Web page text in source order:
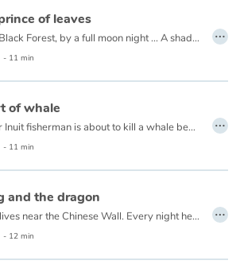
of leaves
In the Black Forest, by a full moon night ... A shadow slips at the foot of a large oak tree and files a basket between its roots. In the basket, a sleeping baby ... Hidden in the foliage, an elf listens carefully …
- 11 min
…
of whale
A poor Inuit fisherman is about to kill a whale beached on the shore when she implores him to save her life, in exchange for a miraculous catch …
- 11 min
…
and the dragon
Liang lives near the Chinese Wall. Every night he sees the sun disappear behind the great shadow to the west and wonders what's on the other side. His old grandmother, who knows a story for everything, told him that a huge dragon lies there and that he swallows the sun each evening to let him rise again the next day ... Impossible, says Liang, dragons do not exist ! But there is nothing greater than the curiosity of a child ... except maybe a dragon? Liang must make it clear !
- 12 min
…